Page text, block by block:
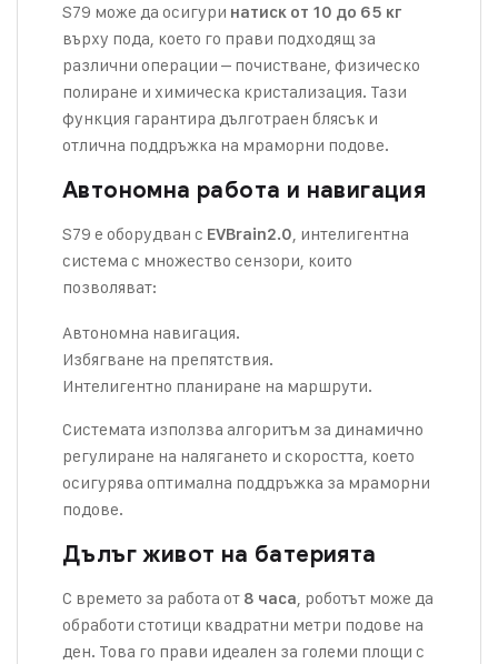
S79 може да осигури натиск от 10 до 65 кг
върху пода, което го прави подходящ за
различни операции – почистване, физическо
полиране и химическа кристализация. Тази
функция гарантира дълготраен блясък и
отлична поддръжка на мраморни подове.
Автономна работа и навигация
S79 е оборудван с EVBrain2.0, интелигентна
система с множество сензори, които
позволяват:
Автономна навигация.
Избягване на препятствия.
Интелигентно планиране на маршрути.
Системата използва алгоритъм за динамично
регулиране на налягането и скоростта, което
осигурява оптимална поддръжка за мраморни
подове.
Дълъг живот на батерията
С времето за работа от 8 часа, роботът може да
обработи стотици квадратни метри подове на
ден. Това го прави идеален за големи площи с